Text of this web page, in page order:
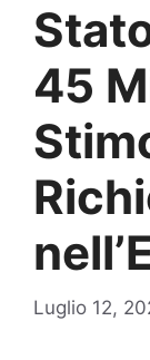
45
Luglio 12,